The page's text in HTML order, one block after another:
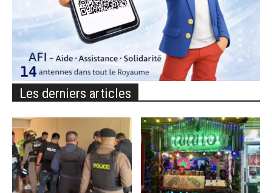
Les derniers articles